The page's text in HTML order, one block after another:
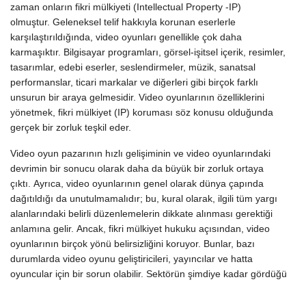
zaman onların fikri mülkiyeti (Intellectual Property -IP)
olmuştur. Geleneksel telif hakkıyla korunan eserlerle
karşılaştırıldığında, video oyunları genellikle çok daha
karmaşıktır. Bilgisayar programları, görsel-işitsel içerik, resimler,
tasarımlar, edebi eserler, seslendirmeler, müzik, sanatsal
performanslar, ticari markalar ve diğerleri gibi birçok farklı
unsurun bir araya gelmesidir. Video oyunlarının özelliklerini
yönetmek, fikri mülkiyet (IP) koruması söz konusu olduğunda
gerçek bir zorluk teşkil eder.
Video oyun pazarının hızlı gelişiminin ve video oyunlarındaki
devrimin bir sonucu olarak daha da büyük bir zorluk ortaya
çıktı. Ayrıca, video oyunlarının genel olarak dünya çapında
dağıtıldığı da unutulmamalıdır; bu, kural olarak, ilgili tüm yargı
alanlarındaki belirli düzenlemelerin dikkate alınması gerektiği
anlamına gelir. Ancak, fikri mülkiyet hukuku açısından, video
oyunlarının birçok yönü belirsizliğini koruyor. Bunlar, bazı
durumlarda video oyunu geliştiricileri, yayıncılar ve hatta
oyuncular için bir sorun olabilir. Sektörün şimdiye kadar gördüğü